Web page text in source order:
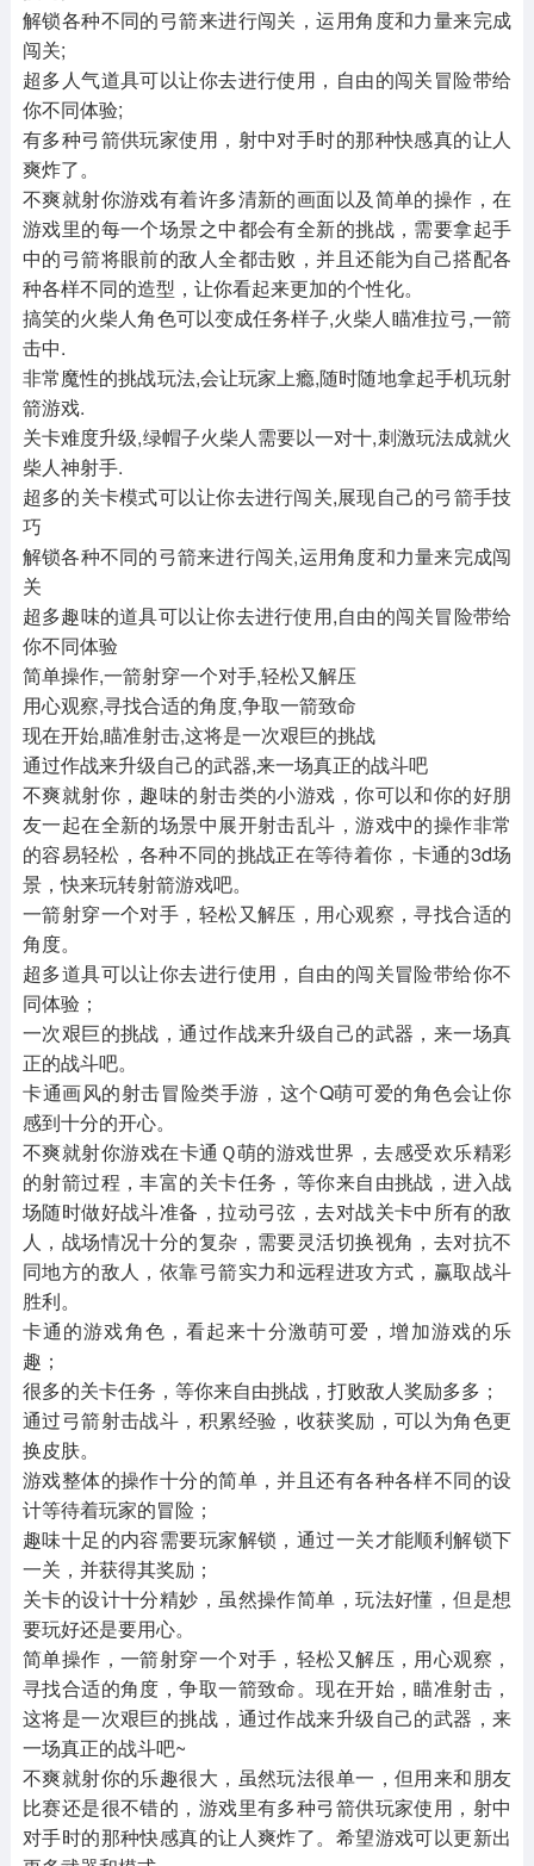
解锁各种不同的弓箭来进行闯关，运用角度和力量来完成
闯关;
超多人气道具可以让你去进行使用，自由的闯关冒险带给
你不同体验;
有多种弓箭供玩家使用，射中对手时的那种快感真的让人
爽炸了。
不爽就射你游戏有着许多清新的画面以及简单的操作，在
游戏里的每一个场景之中都会有全新的挑战，需要拿起手
中的弓箭将眼前的敌人全都击败，并且还能为自己搭配各
种各样不同的造型，让你看起来更加的个性化。
搞笑的火柴人角色可以变成任务样子,火柴人瞄准拉弓,一箭
击中.
非常魔性的挑战玩法,会让玩家上瘾,随时随地拿起手机玩射
箭游戏.
关卡难度升级,绿帽子火柴人需要以一对十,刺激玩法成就火
柴人神射手.
超多的关卡模式可以让你去进行闯关,展现自己的弓箭手技
巧
解锁各种不同的弓箭来进行闯关,运用角度和力量来完成闯
关
超多趣味的道具可以让你去进行使用,自由的闯关冒险带给
你不同体验
简单操作,一箭射穿一个对手,轻松又解压
用心观察,寻找合适的角度,争取一箭致命
现在开始,瞄准射击,这将是一次艰巨的挑战
通过作战来升级自己的武器,来一场真正的战斗吧
不爽就射你，趣味的射击类的小游戏，你可以和你的好朋
友一起在全新的场景中展开射击乱斗，游戏中的操作非常
的容易轻松，各种不同的挑战正在等待着你，卡通的3d场
景，快来玩转射箭游戏吧。
一箭射穿一个对手，轻松又解压，用心观察，寻找合适的
角度。
超多道具可以让你去进行使用，自由的闯关冒险带给你不
同体验；
一次艰巨的挑战，通过作战来升级自己的武器，来一场真
正的战斗吧。
卡通画风的射击冒险类手游，这个Q萌可爱的角色会让你
感到十分的开心。
不爽就射你游戏在卡通Ｑ萌的游戏世界，去感受欢乐精彩
的射箭过程，丰富的关卡任务，等你来自由挑战，进入战
场随时做好战斗准备，拉动弓弦，去对战关卡中所有的敌
人，战场情况十分的复杂，需要灵活切换视角，去对抗不
同地方的敌人，依靠弓箭实力和远程进攻方式，赢取战斗
胜利。
卡通的游戏角色，看起来十分激萌可爱，增加游戏的乐
趣；
很多的关卡任务，等你来自由挑战，打败敌人奖励多多；
通过弓箭射击战斗，积累经验，收获奖励，可以为角色更
换皮肤。
游戏整体的操作十分的简单，并且还有各种各样不同的设
计等待着玩家的冒险；
趣味十足的内容需要玩家解锁，通过一关才能顺利解锁下
一关，并获得其奖励；
关卡的设计十分精妙，虽然操作简单，玩法好懂，但是想
要玩好还是要用心。
简单操作，一箭射穿一个对手，轻松又解压，用心观察，
寻找合适的角度，争取一箭致命。现在开始，瞄准射击，
这将是一次艰巨的挑战，通过作战来升级自己的武器，来
一场真正的战斗吧~
不爽就射你的乐趣很大，虽然玩法很单一，但用来和朋友
比赛还是很不错的，游戏里有多种弓箭供玩家使用，射中
对手时的那种快感真的让人爽炸了。希望游戏可以更新出